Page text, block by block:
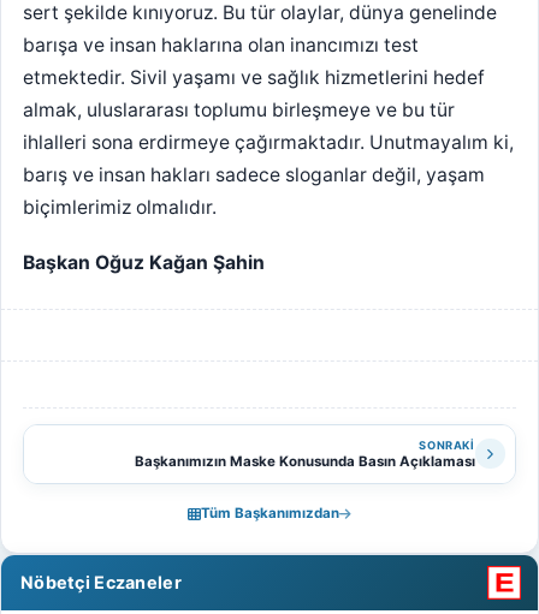
sert şekilde kınıyoruz. Bu tür olaylar, dünya genelinde
barışa ve insan haklarına olan inancımızı test
etmektedir. Sivil yaşamı ve sağlık hizmetlerini hedef
almak, uluslararası toplumu birleşmeye ve bu tür
ihlalleri sona erdirmeye çağırmaktadır. Unutmayalım ki,
barış ve insan hakları sadece sloganlar değil, yaşam
biçimlerimiz olmalıdır.
Başkan Oğuz Kağan Şahin
SONRAKI
Başkanımızın Maske Konusunda Basın Açıklaması
Tüm Başkanımızdan
Nöbetçi Eczaneler